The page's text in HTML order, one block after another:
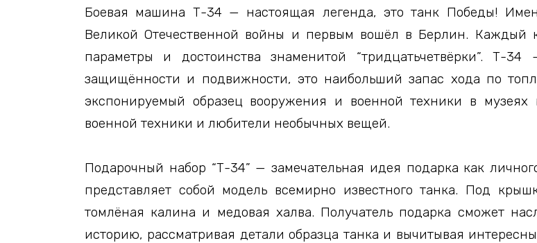
Боевая машина Т-34 — настоящая легенда, это танк Победы!
Великой Отечественной войны и первым вошёл в Берлин. Каждый
параметры и достоинства знаменитой “тридцатьчетвёрки”. Т-
защищённости и подвижности, это наибольший запас хода по
экспонируемый образец вооружения и военной техники в музеях
военной техники и любители необычных вещей.
Подарочный набор “Т-34” — замечательная идея подарка как
представляет собой модель всемирно известного танка. Под
томлёная калина и медовая халва. Получатель подарка сможет
историю, рассматривая детали образца танка и вычитывая